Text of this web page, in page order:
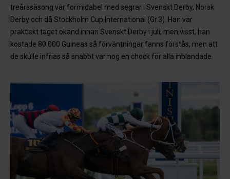
treårssäsong var formidabel med segrar i Svenskt Derby, Norsk
Derby och då Stockholm Cup International (Gr.3). Han var
praktiskt taget okänd innan Svenskt Derby i juli, men visst, han
kostade 80 000 Guineas så förväntningar fanns förstås, men att
de skulle infrias så snabbt var nog en chock för alla inblandade.